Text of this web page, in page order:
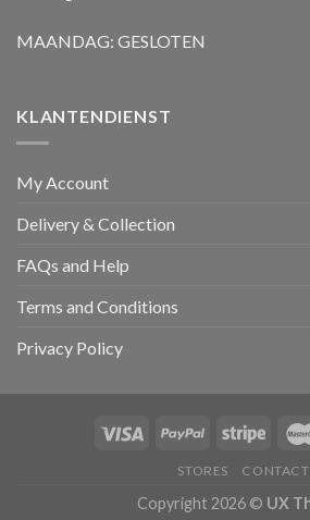
MAANDAG: GESLOTEN
KLANTENDIENST
My Account
Delivery & Collection
FAQs and Help
Terms and Conditions
Privacy Policy
STORES CONTACT
Copyright 2026 © UX